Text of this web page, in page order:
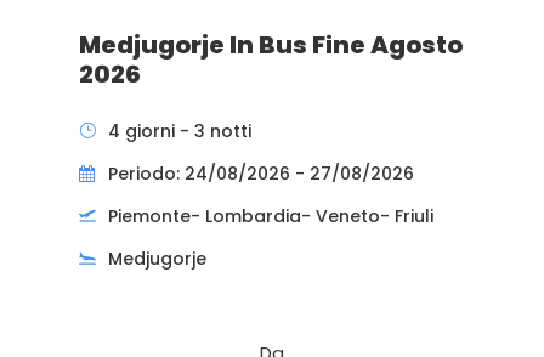
Medjugorje In Bus Fine Agosto
2026
4 giorni - 3 notti
Periodo: 24/08/2026 - 27/08/2026
Piemonte- Lombardia- Veneto- Friuli
Medjugorje